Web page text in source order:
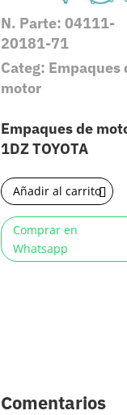
N. Parte: 04111-
20181-71
Categ: Empaques
motor
Empaques de
1DZ TOYOTA
Añadir al carrito
Comprar en
Whatsapp
Comentarios